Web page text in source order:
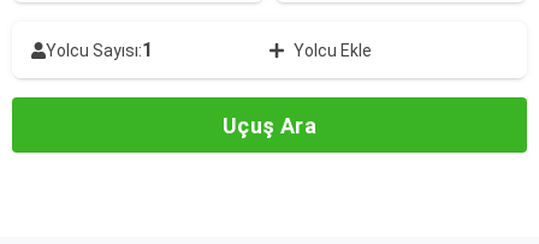
Yolcu Sayısı:1 Yolcu Ekle
Uçuş Ara